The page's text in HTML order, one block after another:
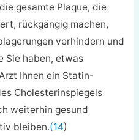
gesamte Plaque, die
rückgängig machen,
verhindern und
Sie haben, etwas
Ihnen ein Statin-
Cholesterinspiegels
weiterhin gesund
bleiben.(14)